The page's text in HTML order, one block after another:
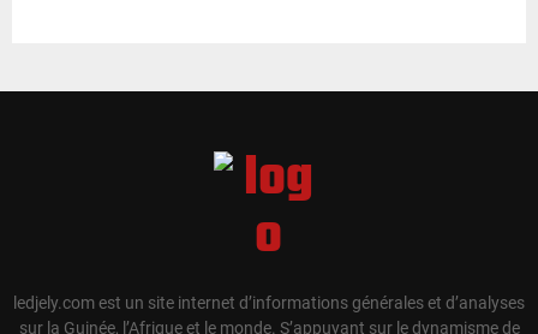
ledjely.com est un site internet d’informations générales et d’analyses
sur la Guinée, l’Afrique et le monde. S’appuyant sur le dynamisme de